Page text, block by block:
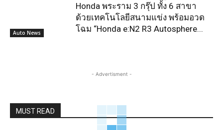
Auto News
Honda พระราม 3 กรุ๊ป ทั้ง 6 สาขา
ด้วยเทคโนโลยีสนามแข่ง พร้อมอวด
โฉม “Honda e:N2 R3 Autosphere...
- Advertisment -
MUST READ